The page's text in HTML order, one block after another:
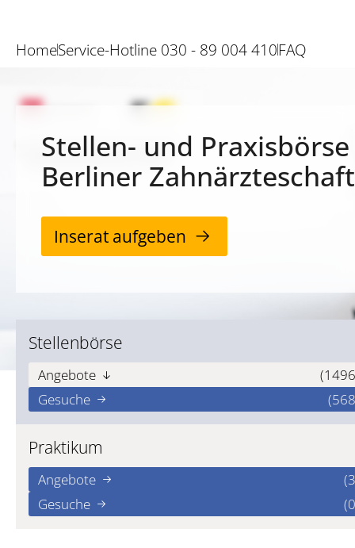
HomeService-Hotline 030 - 89 004 410FAQ
Stellen- und
Berliner Zahnärzteschaft
Inserat aufgeben
Stellenbörse
Angebote
Gesuche
Praktikum
Angebote
Gesuche